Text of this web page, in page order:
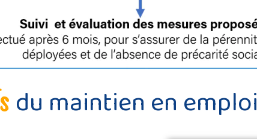
du maintien en emploi